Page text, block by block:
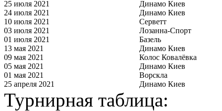
25 июля 2021
Динамо Киев
24 июля 2021
Динамо Киев
10 июля 2021
Серветт
03 июля 2021
Лозанна-Спорт
01 июля 2021
Базель
13 мая 2021
Динамо Киев
09 мая 2021
Колос Ковалёвка
05 мая 2021
Динамо Киев
01 мая 2021
Ворскла
25 апреля 2021
Динамо Киев
Турнирная таблица: